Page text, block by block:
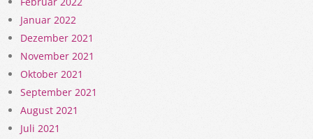
Januar 2022
Dezember 2021
November 2021
Oktober 2021
September 2021
August 2021
Juli 2021